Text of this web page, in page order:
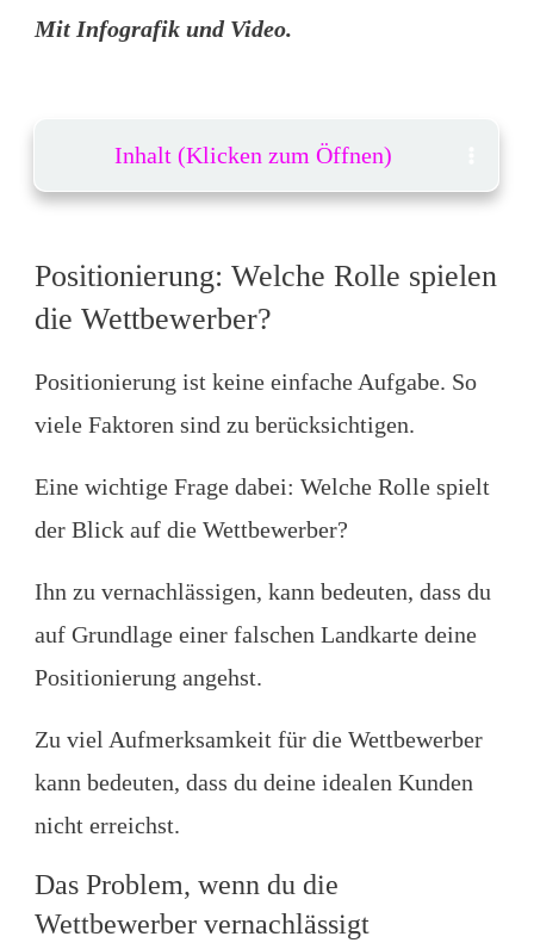
Mit Infografik und Video.
Inhalt (Klicken zum Öffnen)
Positionierung: Welche Rolle spielen
die Wettbewerber?
Positionierung ist keine einfache Aufgabe. So
viele Faktoren sind zu berücksichtigen.
Eine wichtige Frage dabei: Welche Rolle spielt
der Blick auf die Wettbewerber?
Ihn zu vernachlässigen, kann bedeuten, dass du
auf Grundlage einer falschen Landkarte deine
Positionierung angehst.
Zu viel Aufmerksamkeit für die Wettbewerber
kann bedeuten, dass du deine idealen Kunden
nicht erreichst.
Das Problem, wenn du die
Wettbewerber vernachlässigt